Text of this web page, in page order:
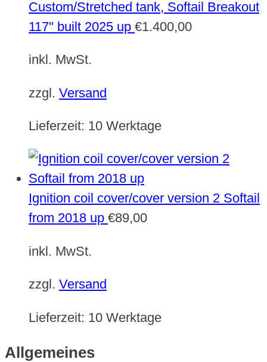
Custom/Stretched tank, Softail Breakout
117" built 2025 up €1.400,00
inkl. MwSt.
zzgl. Versand
Lieferzeit: 10 Werktage
Ignition coil cover/cover version 2 Softail
from 2018 up €89,00
inkl. MwSt.
zzgl. Versand
Lieferzeit: 10 Werktage
Allgemeines